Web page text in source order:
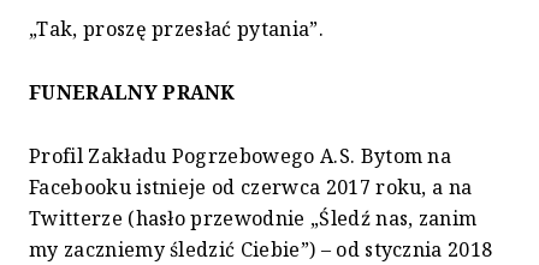
„Tak, proszę przesłać pytania”.
FUNERALNY PRANK
Profil Zakładu Pogrzebowego A.S. Bytom na
Facebooku istnieje od czerwca 2017 roku, a na
Twitterze (hasło przewodnie „Śledź nas, zanim
my zaczniemy śledzić Ciebie”) – od stycznia 2018